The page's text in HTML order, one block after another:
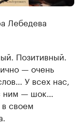
Лебедева
Позитивный.
— очень
У всех нас,
ним — шок…
своем